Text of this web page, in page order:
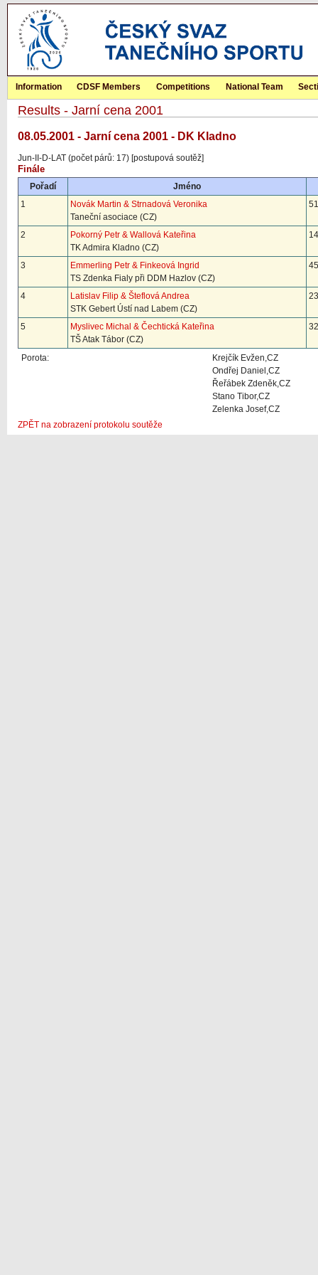
Information CDSF Members Competitions National Team
Results - Jarní cena 2001
08.05.2001 - Jarní cena 2001 - DK Kladno
Jun-II-D-LAT (počet párů: 17) [postupová soutěž]
Finále
Pořadí
Jméno
1
Novák Martin & Strnadová Veronika
Taneční asociace (CZ)
2
Pokorný Petr & Wallová Kateřina
TK Admira Kladno (CZ)
3
Emmerling Petr & Finkeová Ingrid
TS Zdenka Fialy při DDM Hazlov (CZ)
4
Latislav Filip & Šteflová Andrea
STK Gebert Ústí nad Labem (CZ)
5
Myslivec Michal & Čechtická Kateřina
TŠ Atak Tábor (CZ)
Porota:
Krejčík Evžen,CZ
Ondřej Daniel,CZ
Řeřábek Zdeněk,CZ
Stano Tibor,CZ
Zelenka Josef,CZ
ZPĚT na zobrazení protokolu soutěže